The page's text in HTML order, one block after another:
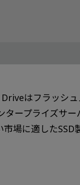
はフラッシュ
タープライズサ
場に適した